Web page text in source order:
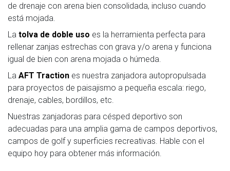
de drenaje con arena bien consolidada, incluso cuando
está mojada.
La tolva de doble uso es la herramienta perfecta para
rellenar zanjas estrechas con grava y/o arena y funciona
igual de bien con arena mojada o húmeda.
La AFT Traction es nuestra zanjadora autopropulsada
para proyectos de paisajismo a pequeña escala: riego,
drenaje, cables, bordillos, etc.
Nuestras zanjadoras para césped deportivo son
adecuadas para una amplia gama de campos deportivos,
campos de golf y superficies recreativas. Hable con el
equipo hoy para obtener más información.